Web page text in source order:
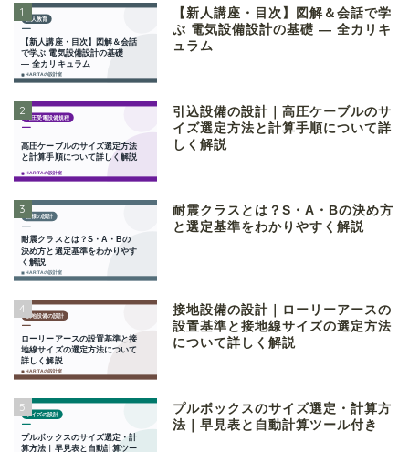
1
【新人講座・目次】図解＆会話で学
ぶ 電気設備設計の基礎 ― 全カリキ
ュラム
2
引込設備の設計｜高圧ケーブルのサ
イズ選定方法と計算手順について詳
しく解説
3
耐震クラスとは？S・A・Bの決め方
と選定基準をわかりやすく解説
4
接地設備の設計｜ローリーアースの
設置基準と接地線サイズの選定方法
について詳しく解説
5
プルボックスのサイズ選定・計算方
法｜早見表と自動計算ツール付き